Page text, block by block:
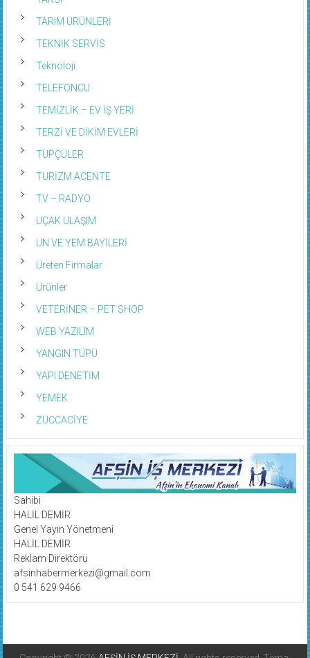
TAKSİ
TARIM ÜRÜNLERİ
TEKNİK SERVİS
Teknoloji
TELEFONCU
TEMİZLİK – EV İŞ YERİ
TERZİ VE DİKİM EVLERİ
TÜPÇÜLER
TURİZM ACENTE
TV – RADYO
UÇAK ULAŞIM
UN VE YEM BAYİLERİ
Üreten Firmalar
Ürünler
VETERİNER – PET SHOP
WEB YAZILIM
YANGIN TÜPÜ
YAPI DENETİM
YEMEK
ZÜCCACİYE
Sahibi
Genel Yayın Yönetmeni
afsinhabermerkezi@gmail.com